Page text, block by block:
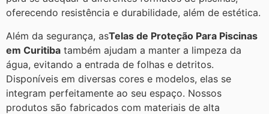
oferecendo resistência e durabilidade, além de estética.
Além da segurança, asTelas de Proteção Para Piscinas
em Curitiba também ajudam a manter a limpeza da
água, evitando a entrada de folhas e detritos.
Disponíveis em diversas cores e modelos, elas se
integram perfeitamente ao seu espaço. Nossos
produtos são fabricados com materiais de alta